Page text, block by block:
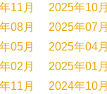
11月
2025年10月
08月
2025年07月
05月
2025年04月
02月
2025年01月
11月
2024年10月